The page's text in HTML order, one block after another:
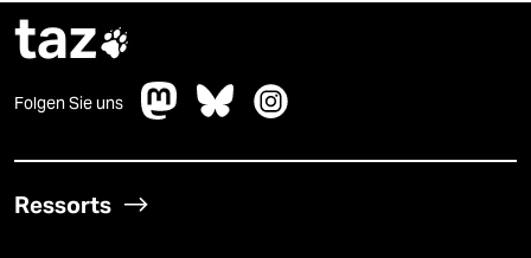
taz
Folgen Sie uns
Ressorts